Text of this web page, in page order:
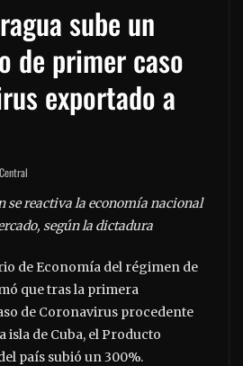
sube un
de primer caso
exportado a
se reactiva la economía nacional
según la dictadura
de Economía del régimen de
que tras la primera
de Coronavirus procedente
isla de Cuba, el Producto
país subió un 300%.